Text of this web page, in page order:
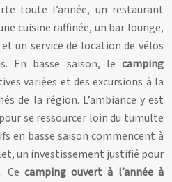
toute l’année, un restaurant
cuisine raffinée, un bar lounge,
un service de location de vélos
En basse saison, le camping
variées et des excursions à la
de la région. L’ambiance y est
se ressourcer loin du tumulte
en basse saison commencent à
un investissement justifié pour
Ce camping ouvert à l’année à